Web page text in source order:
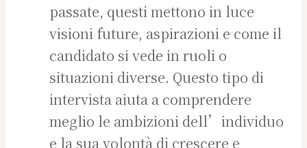
passate, questi mettono in luce
visioni future, aspirazioni e come il
candidato si vede in ruoli o
situazioni diverse. Questo tipo di
intervista aiuta a comprendere
meglio le ambizioni dell’individuo
e la sua volontà di crescere e